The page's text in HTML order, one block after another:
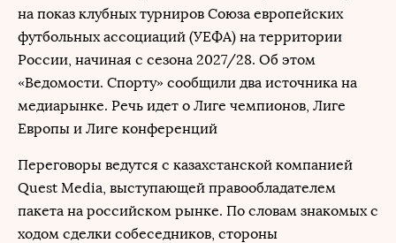
на показ клубных турниров Союза европейских
футбольных ассоциаций (УЕФА) на территории
России, начиная с сезона 2027/28. Об этом
«Ведомости. Спорту» сообщили два источника на
медиарынке. Речь идет о Лиге чемпионов, Лиге
Европы и Лиге конференций
Переговоры ведутся с казахстанской компанией
Quest Media, выступающей правообладателем
пакета на российском рынке. По словам знакомых с
ходом сделки собеседников, стороны